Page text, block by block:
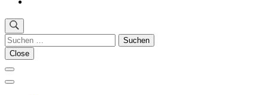
Suchen
nach:
Close